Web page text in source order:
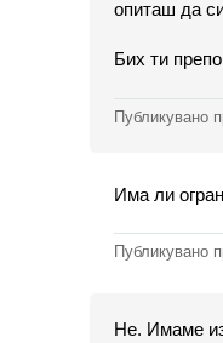
опиташ да
Бих ти
Публикувано
Има ли
Публикувано
Не. Имаме